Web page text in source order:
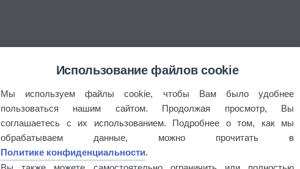
Использование файлов cookie
Мы используем файлы cookie, чтобы Вам было удобнее
пользоваться нашим сайтом. Продолжая просмотр, Вы
соглашаетесь с их использованием. Подробнее о том, как мы
обрабатываем данные, можно прочитать в
Политике конфиденциальности.